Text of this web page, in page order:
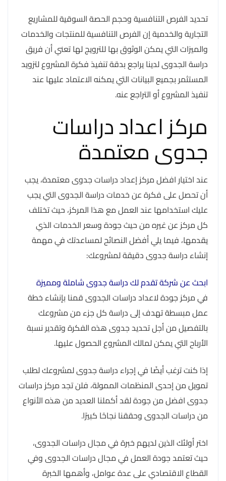
تحديد الفرص التنافسية وحجم الحصة السوقية للمشاريع
التجارية والخدمية إن الفرص التنافسية للمنتجات والخدمات
والميزات التي يمكن الوثوق بها للترويج لها تعني أن فريق
دراسة الجدوى لدينا يراجع بدقة تنفيذ فكرة المشروع لتزويد
المستثمر بجميع البيانات التي يمكنه الاعتماد عليها عند
تنفيذ المشروع أو التراجع عنه.
مركز اعداد دراسات
جدوى معتمدة
عند اختيار افضل مركز إعداد دراسات جدوى معتمدة، يجب
أن تحصل على فكرة عن خدمات دراسة الجدوى التي يجب
عليك استخدامها عند العمل مع هذا المركز، حيث تختلف
كل مركز عن غيره من حيث جودة وسعر الخدمات الذي
يقدمها، فيما يلي أفضل النصائح لمساعدتك في مهمة
إنشاء دراسة جدوى دقيقة لمشروعك:
ابحث عن شركة تقدم لك دراسة جدوى شاملة ومميزة
في مركز جودة لاعداد دراسات الجدوى قمنا بإنشاء خطة
عمل مبسطة تهدف إلى دراسة كل جزء من مشروعك
بالتفصيل من أجل تحديد جدوى هذه الفكرة وتقدير نسبة
الأرباح التي يمكن لمالك المشروع الحصول عليها.
إذا كنت ترغب أيضًا في إجراء دراسة جدوى لمشروعك لطلب
تمويل من إحدى المنظمات الممولة، فلن تجد مركز دراسات
جدوى افضل من جودة لقد أكملنا العديد من هذه الأنواع
من دراسات الجدوى وحققنا نجاحًا كبيرًا.
اختر أولئك الذين لديهم خبرة في مجال دراسات الجدوى،
حيث تعتمد جودة العمل في مجال دراسات الجدوى وفي
القطاع الاقتصادي على عدة عوامل، وأهمها الخبرة